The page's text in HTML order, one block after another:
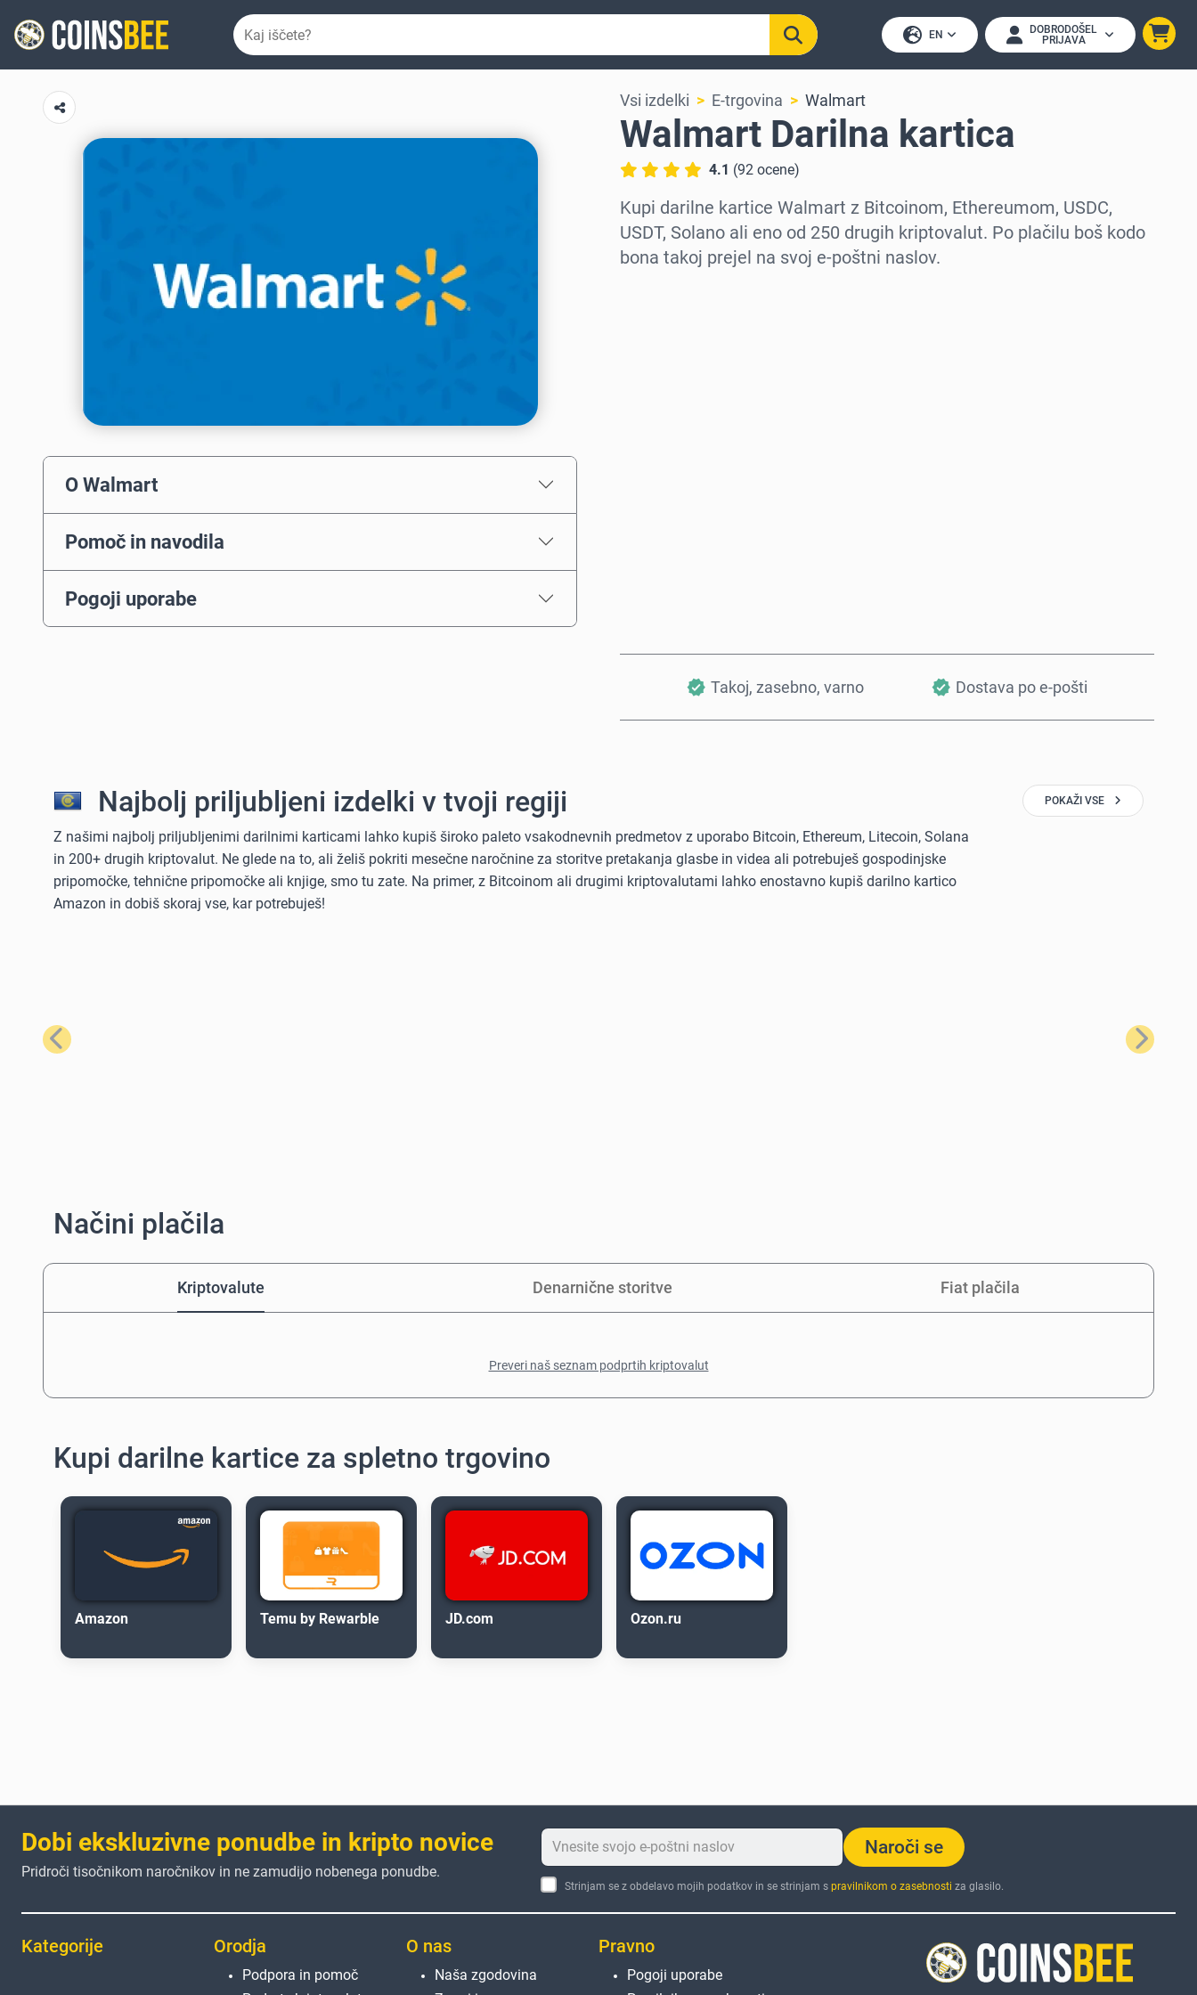
EN
DOBRODOŠEL
PRIJAVA
O Walmart
Pomoč in navodila
Pogoji uporabe
Vsi izdelki E-trgovina Walmart
Walmart Darilna kartica
4.1 (92 ocene)
Kupi darilne kartice Walmart z Bitcoinom, Ethereumom, USDC,
USDT, Solano ali eno od 250 drugih kriptovalut. Po plačilu boš kodo
bona takoj prejel na svoj e-poštni naslov.
Takoj, zasebno, varno Dostava po e-pošti
Najbolj priljubljeni izdelki v tvoji regiji
Z našimi najbolj priljubljenimi darilnimi karticami lahko kupiš široko paleto vsakodnevnih predmetov z uporabo Bitcoin, Ethereum, Litecoin, Solana
in 200+ drugih kriptovalut. Ne glede na to, ali želiš pokriti mesečne naročnine za storitve pretakanja glasbe in videa ali potrebuješ gospodinjske
pripomočke, tehnične pripomočke ali knjige, smo tu zate. Na primer, z Bitcoinom ali drugimi kriptovalutami lahko enostavno kupiš darilno kartico
Amazon in dobiš skoraj vse, kar potrebuješ!
POKAŽI VSE
Prejšnji Naslednji
Načini plačila
Kriptovalute Denarnične storitve Fiat plačila
Preveri naš seznam podprtih kriptovalut
Kupi darilne kartice za spletno trgovino
Amazon Temu by Rewarble JD.com Ozon.ru
Dobi ekskluzivne ponudbe in kripto novice
Pridroči tisočnikom naročnikov in ne zamudijo nobenega ponudbe.
Naroči se
Strinjam se z obdelavo mojih podatkov in se strinjam s pravilnikom o zasebnosti za glasilo.
Kategorije Orodja
Podpora in pomoč
O nas
Naša zgodovina
Pravno
Pogoji uporabe